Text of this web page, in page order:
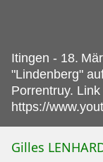
Itingen - 18.
"Lindenberg"
Porrentruy.
https://
Gilles